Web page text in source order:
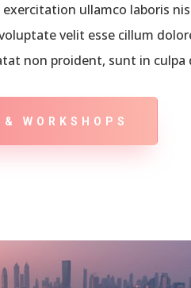
ullamco laboris
velit esse cillum
non proident, sunt in culpa
WORKSHOPS